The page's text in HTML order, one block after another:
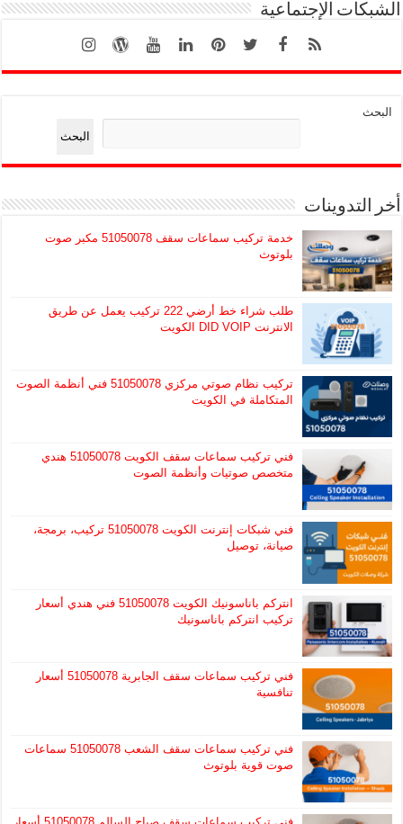
الشبكات الإجتماعية
البحث
البحث
أخر التدوينات
خدمة تركيب سماعات سقف 51050078 مكبر صوت
بلوتوث
طلب شراء خط أرضي 222 تركيب يعمل عن طريق
الانترنت DID VOIP الكويت
تركيب نظام صوتي مركزي 51050078 فني أنظمة الصوت
المتكاملة في الكويت
فني تركيب سماعات سقف الكويت 51050078 هندي
متخصص صوتيات وأنظمة الصوت
فني شبكات إنترنت الكويت 51050078 تركيب، برمجة،
صيانة، توصيل
انتركم باناسونيك الكويت 51050078 فني هندي أسعار
تركيب انتركم باناسونيك
فني تركيب سماعات سقف الجابرية 51050078 أسعار
تنافسية
فني تركيب سماعات سقف الشعب 51050078 سماعات
صوت قوية بلوتوث